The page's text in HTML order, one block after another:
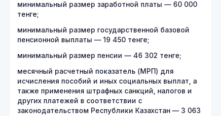
минимальный размер заработной платы — 60 000
тенге;
минимальный размер государственной базовой
пенсионной выплаты — 19 450 тенге;
минимальный размер пенсии — 46 302 тенге;
месячный расчетный показатель (МРП) для
исчисления пособий и иных социальных выплат, а
также применения штрафных санкций, налогов и
других платежей в соответствии с
законодательством Республики Казахстан — 3 063